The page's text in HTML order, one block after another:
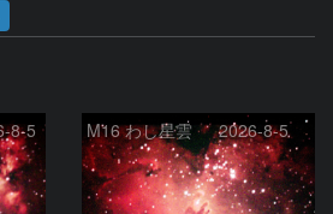
8-5 M16 わし星雲 2026-8-5